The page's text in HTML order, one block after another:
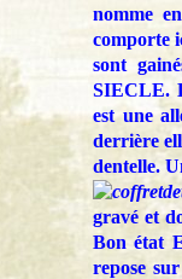
nomme
comporte
sont
SIECLE.
est une
derrière
dentelle.
gravé et
Bon état
repose